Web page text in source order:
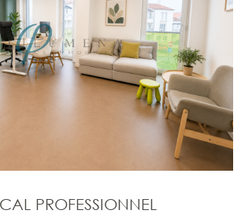
PROFESSIONNEL